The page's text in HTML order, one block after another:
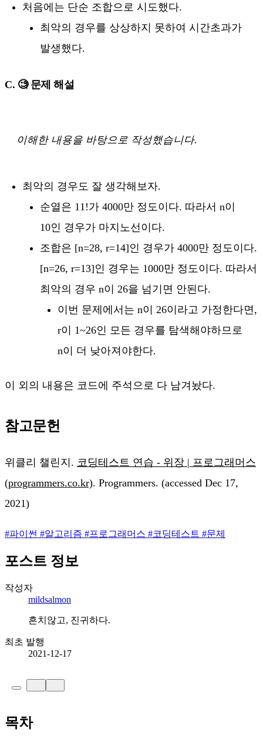
처음에는 단순 조합으로 시도했다.
최악의 경우를 상상하지 못하여 시간초과가
발생했다.
C. 🧐 문제 해설
이해한 내용을 바탕으로 작성했습니다.
최악의 경우도 잘 생각해보자.
순열은 11!가 4000만 정도이다. 따라서 n이
10인 경우가 마지노선이다.
조합은 [n=28, r=14]인 경우가 4000만 정도이다.
[n=26, r=13]인 경우는 1000만 정도이다. 따라서
최악의 경우 n이 26을 넘기면 안된다.
이번 문제에서는 n이 26이라고 가정한다면,
r이 1~26인 모든 경우를 탐색해야하므로
n이 더 낮아져야한다.
이 외의 내용은 코드에 주석으로 다 남겨놨다.
참고문헌
위클리 챌린지. 코딩테스트 연습 - 위장 | 프로그래머스
(programmers.co.kr). Programmers. (accessed Dec 17,
2021)
#파이썬 #알고리즘 #프로그래머스 #코딩테스트 #문제
포스트 정보
작성자
mildsalmon
흔치않고, 진귀하다.
최초 발행
2021-12-17
목차